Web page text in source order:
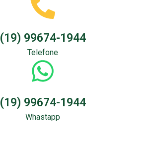
(19) 99674-1944
Telefone
(19) 99674-1944
Whastapp